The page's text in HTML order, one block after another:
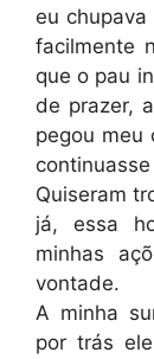
eu
facilmente
que o pau
de prazer,
pegou meu
Quiseram
já, essa
minhas
vontade.
A minha
por trás